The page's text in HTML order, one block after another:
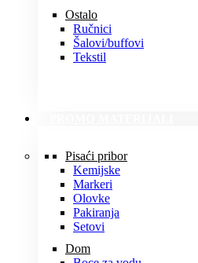
Ostalo
Ručnici
Šalovi/buffovi
Tekstil
Pisaći pribor
Kemijske
Markeri
Olovke
Pakiranja
Setovi
Dom